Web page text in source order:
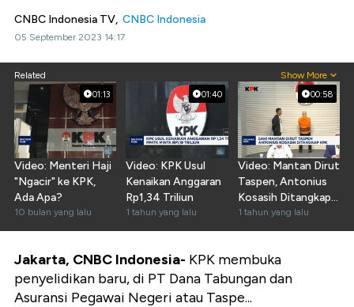
CNBC Indonesia TV, CNBC Indonesia
05 September 2023 14:17
Related Show More
01:13
Video: Menteri Haji
"Ngacir" ke KPK,
Ada Apa?
10 bulan yang lalu
01:40
Video: KPK Usul
Kenaikan Anggaran
Rp1,34 Triliun
1 tahun yang lalu
00:58
Video: Mantan Dirut
Taspen, Antonius
Kosasih Ditangkap
KPK
1 tahun yang lalu
Jakarta, CNBC Indonesia- KPK membuka
penyelidikan baru, di PT Dana Tabungan dan
Asuransi Pegawai Negeri atau Taspe...